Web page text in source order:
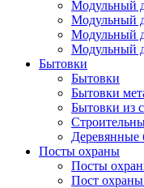
Модульный
Модульный
Модульный
Модульный
Бытовки
Бытовки
Бытовки
Бытовки из
Деревянные
Посты охраны
Посты
Пост охраны